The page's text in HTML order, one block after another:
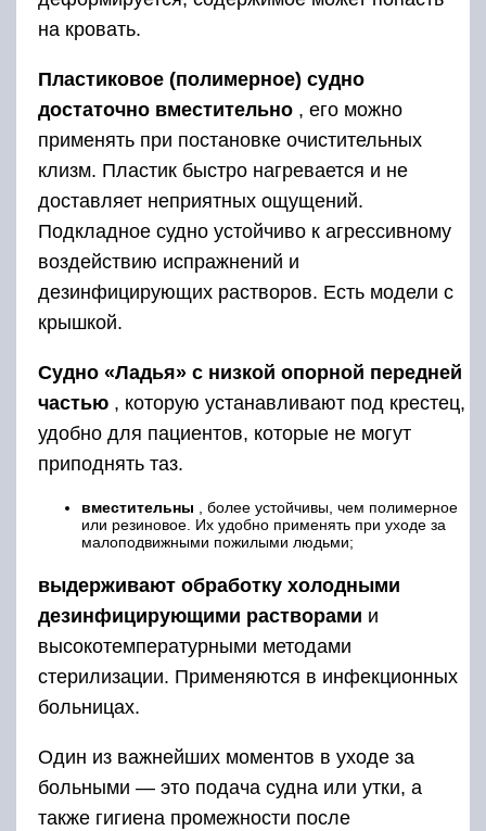
на кровать.
Пластиковое (полимерное) судно
достаточно вместительно , его можно
применять при постановке очистительных
клизм. Пластик быстро нагревается и не
доставляет неприятных ощущений.
Подкладное судно устойчиво к агрессивному
воздействию испражнений и
дезинфицирующих растворов. Есть модели с
крышкой.
Судно «Ладья» с низкой опорной передней
частью , которую устанавливают под крестец,
удобно для пациентов, которые не могут
приподнять таз.
вместительны
, более устойчивы, чем полимерное
или резиновое. Их удобно применять при уходе за
малоподвижными пожилыми людьми;
выдерживают обработку холодными
дезинфицирующими растворами и
высокотемпературными методами
стерилизации. Применяются в инфекционных
больницах.
Один из важнейших моментов в уходе за
больными — это подача судна или утки, а
также гигиена промежности после